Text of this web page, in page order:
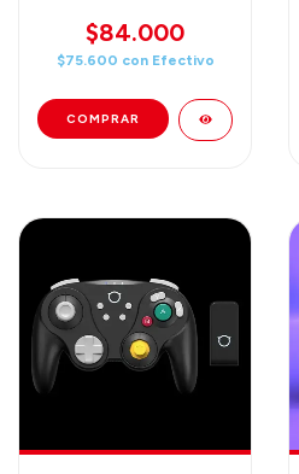
More)
$84.000
$75.600 con Efectivo